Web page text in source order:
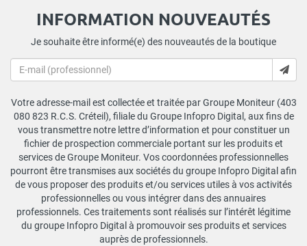
INFORMATION NOUVEAUTÉS
Je souhaite être informé(e) des nouveautés de la boutique
Votre adresse-mail est collectée et traitée par Groupe Moniteur (403
080 823 R.C.S. Créteil), filiale du Groupe Infopro Digital, aux fins de
vous transmettre notre lettre d’information et pour constituer un
fichier de prospection commerciale portant sur les produits et
services de Groupe Moniteur. Vos coordonnées professionnelles
pourront être transmises aux sociétés du groupe Infopro Digital afin
de vous proposer des produits et/ou services utiles à vos activités
professionnelles ou vous intégrer dans des annuaires
professionnels. Ces traitements sont réalisés sur l’intérêt légitime
du groupe Infopro Digital à promouvoir ses produits et services
auprès de professionnels.